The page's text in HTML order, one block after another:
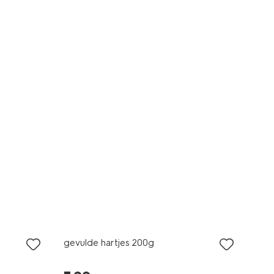
gevulde hartjes 200g